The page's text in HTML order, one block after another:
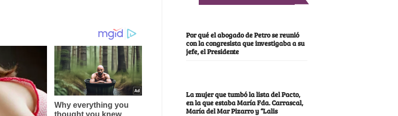
Por qué el abogado de Petro se reunió
con la congresista que investigaba a su
jefe, el Presidente
La mujer que tumbó la lista del Pacto,
en la que estaba María Fda. Carrascal,
María del Mar Pizarro y “Lalis